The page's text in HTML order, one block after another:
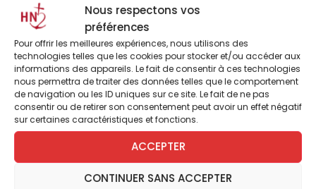
Nous respectons vos
préférences
Pour offrir les meilleures expériences, nous utilisons des
technologies telles que les cookies pour stocker et/ou accéder aux
informations des appareils. Le fait de consentir à ces technologies
nous permettra de traiter des données telles que le comportement
de navigation ou les ID uniques sur ce site. Le fait de ne pas
consentir ou de retirer son consentement peut avoir un effet négatif
sur certaines caractéristiques et fonctions.
ACCEPTER
CONTINUER SANS ACCEPTER
mêmes.
Pourtant, et parce que les nouvelles ne sont
pas toujours mauvaises, cette idéologie
rencontre encore quelques sérieux
obstacles et le texte finalement signé par les
Etats membres à l’occasion de la
Conférence de Rio,« The Future we want »,
ne fait aucune mention de la santé
reproductive. Alors même qu’il fut pensé